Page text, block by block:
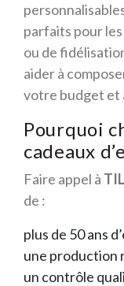
parfaits pour
ou de
aider à
votre budget et
Pourquoi
cadeaux
Faire appel à
de :
plus de 50 ans
une production
un contrôle